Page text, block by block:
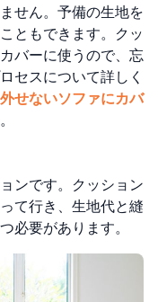
せん。予備の生地を
ともできます。クッ
バーに使うので、忘
セスについて詳しく
せないソファにカバ
ンです。クッション
て行き、生地代と縫
必要があります。